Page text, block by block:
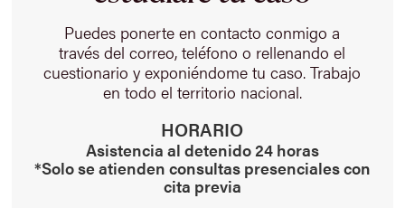
Puedes ponerte en contacto conmigo a
través del correo, teléfono o rellenando el
cuestionario y exponiéndome tu caso. Trabajo
en todo el territorio nacional.
HORARIO
Asistencia al detenido 24 horas
*Solo se atienden consultas presenciales con
cita previa